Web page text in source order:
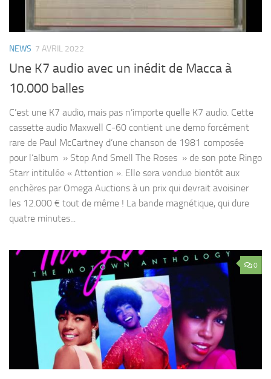
NEWS 7 AVRIL 2022
Une K7 audio avec un inédit de Macca à
10.000 balles
C’est une K7 audio, mais pas n’importe quelle K7 audio. Cette
cassette audio Maxwell C-60 contient une demo forcément
rare de Paul McCartney d’une chanson de 1981 composée
pour l’album » Stop And Smell The Roses » de son pote Ringo
Starr intitulée « Attention ». Elle sera vendue bientôt aux
enchères par Omega Auctions à un prix qui devrait avoisiner
les 12.000 € tout de même ! La bande magnétique, qui dure
quatre minutes...
0